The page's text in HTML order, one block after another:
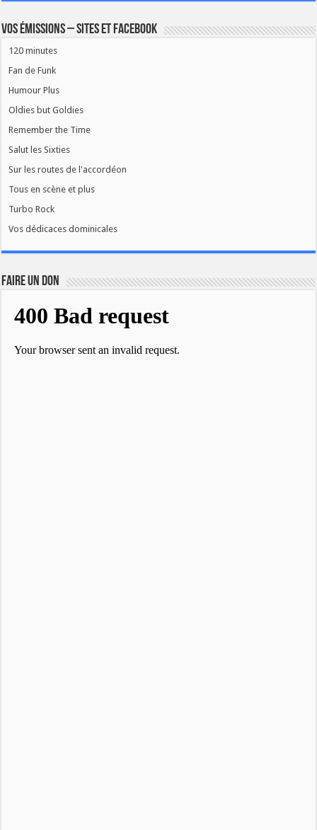
Vos émissions – Sites et Facebook
120 minutes
Fan de Funk
Humour Plus
Oldies but Goldies
Remember the Time
Salut les Sixties
Sur les routes de l'accordéon
Tous en scène et plus
Turbo Rock
Vos dédicaces dominicales
FAIRE UN DON